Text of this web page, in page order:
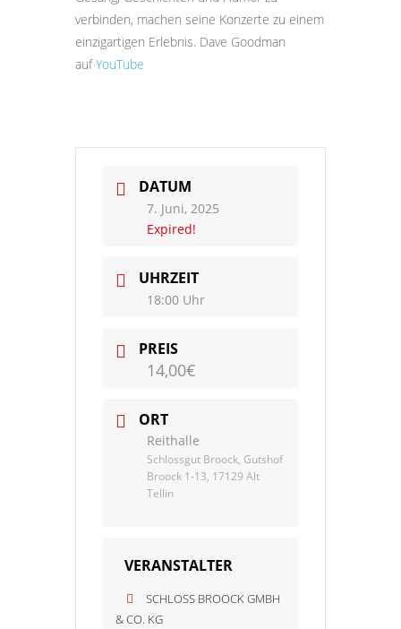
verbinden, machen seine Konzerte zu einem
einzigartigen Erlebnis. Dave Goodman
aufYouTube
DATUM
7. Juni, 2025
Expired!
UHRZEIT
18:00 Uhr
PREIS
14,00€
ORT
Reithalle
Schlossgut Broock, Gutshof
Broock 1-13, 17129 Alt
Tellin
VERANSTALTER
SCHLOSS BROOCK GMBH
& CO. KG